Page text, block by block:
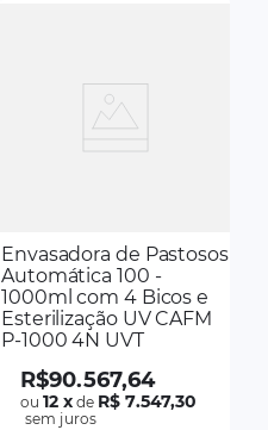
Envasadora de Pastosos
Automática 100 -
1000ml com 4 Bicos e
Esterilização UV CAFM
P-1000 4N UVT
R$90.567,64
ou12 xde R$ 7.547,30
sem juros